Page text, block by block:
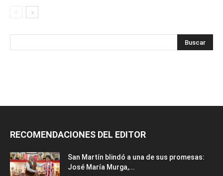
RECOMENDACIONES DEL EDITOR
San Martín blindó a una de sus promesas:
José María Murga,...